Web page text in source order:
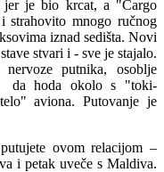
jer je bio krcat, a "Cargo
strahovito mnogo ručnog
iznad sedišta. Novi
stvari i - sve je stajalo.
putnika, osoblje
da hoda okolo s "toki-
aviona. Putovanje je
ovom relacijom –
i petak uveče s Maldiva.